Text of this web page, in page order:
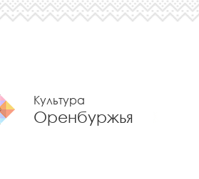
Культура
Оренбуржья